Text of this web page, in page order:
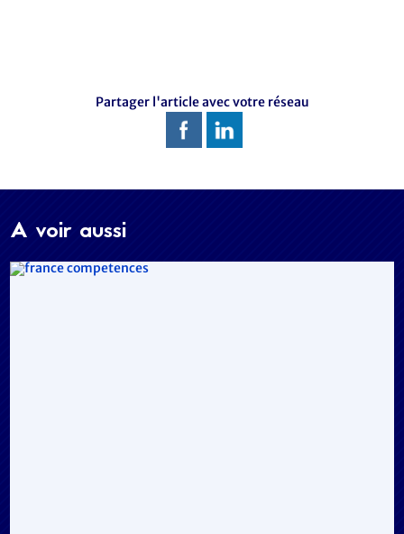
Partager l'article avec votre réseau
A voir aussi